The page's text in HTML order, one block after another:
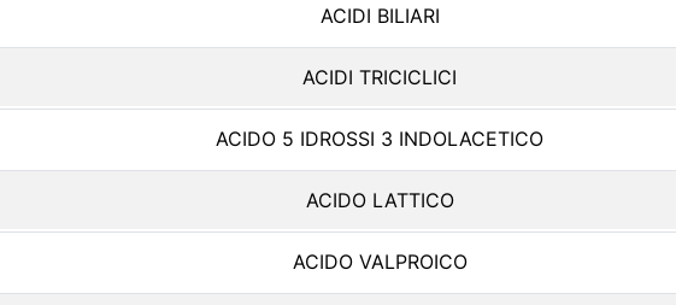
ACIDI BILIARI
ACIDI TRICICLICI
ACIDO 5 IDROSSI 3 INDOLACETICO
ACIDO LATTICO
ACIDO VALPROICO